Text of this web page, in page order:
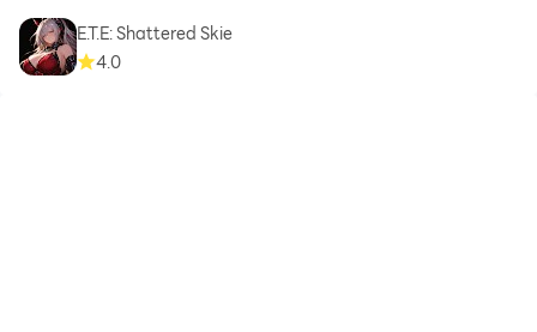
E.T.E: Shattered Skie
4.0